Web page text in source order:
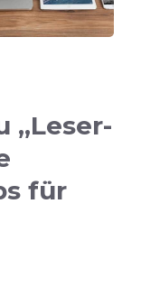
„Leser-
für